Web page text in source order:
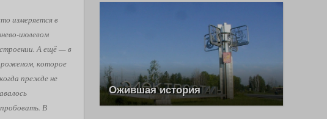
измеряется в
июлевом
А ещё — в
которое
прежде не
В
Ожившая история